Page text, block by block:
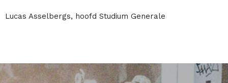
Lucas Asselbergs, hoofd Studium Generale